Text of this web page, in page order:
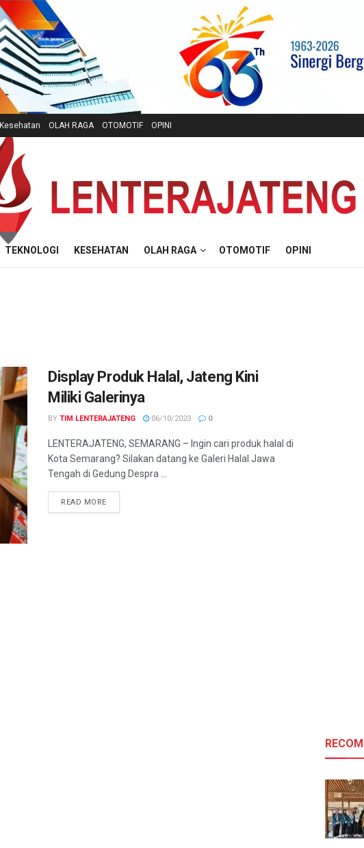
Kesehatan OLAH RAGA OTOMOTIF OPINI
TEKNOLOGI KESEHATAN OLAH RAGA OTOMOTIF OPINI
Display Produk Halal, Jateng Kini
Miliki Galerinya
BY TIM LENTERAJATENG 06/10/2023 0
LENTERAJATENG, SEMARANG – Ingin cari produk halal di
Kota Semarang? Silakan datang ke Galeri Halal Jawa
Tengah di Gedung Despra ...
READ MOREDETAILS